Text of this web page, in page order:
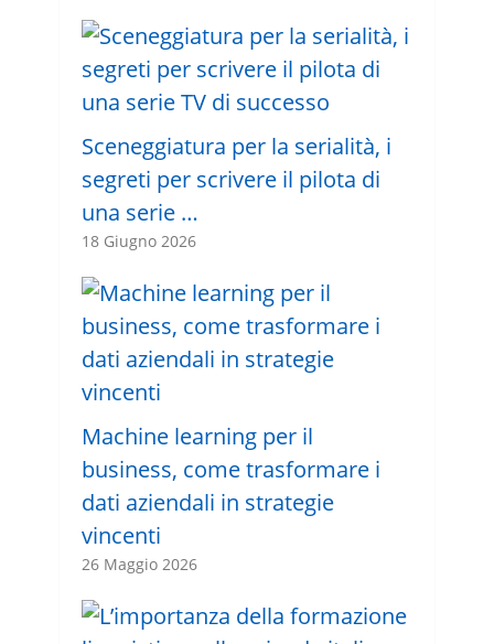
Sceneggiatura per la serialità, i
segreti per scrivere il pilota di
una serie …
18 Giugno 2026
Machine learning per il
business, come trasformare i
dati aziendali in strategie
vincenti
26 Maggio 2026